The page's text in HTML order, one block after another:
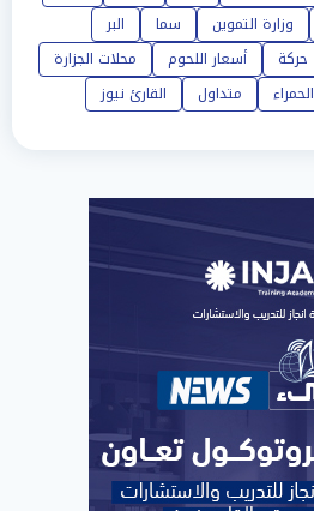
وزارة التموين سما
البر
حركة أسعار اللحوم
محلات الجزارة
الحمراء متداول القارئ نيوز